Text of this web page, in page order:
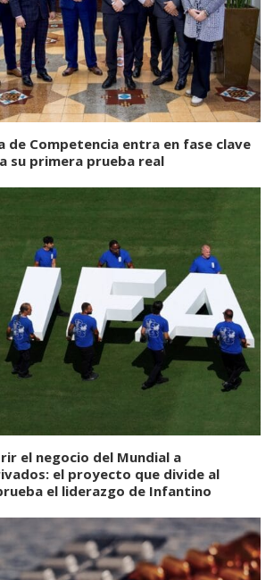
de Competencia entra en fase clave
su primera prueba real
el negocio del Mundial a
el proyecto que divide al
el liderazgo de Infantino